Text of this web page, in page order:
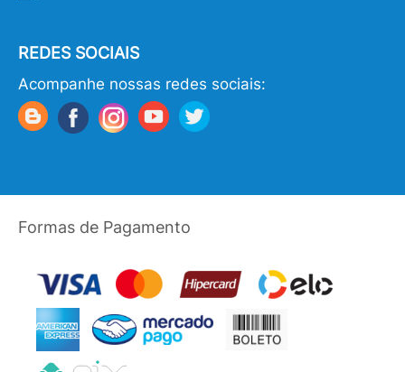
REDES SOCIAIS
Acompanhe nossas redes sociais:
Formas de Pagamento